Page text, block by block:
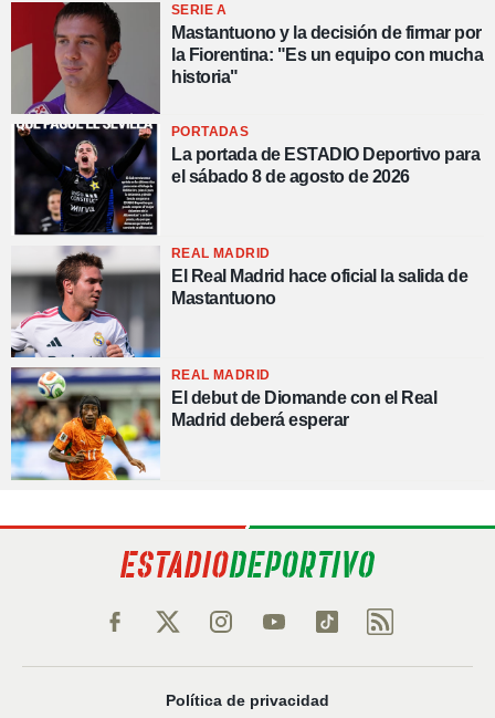
SERIE A
Mastantuono y la decisión de firmar por
la Fiorentina: "Es un equipo con mucha
historia"
PORTADAS
La portada de ESTADIO Deportivo para
el sábado 8 de agosto de 2026
REAL MADRID
El Real Madrid hace oficial la salida de
Mastantuono
REAL MADRID
El debut de Diomande con el Real
Madrid deberá esperar
Política de privacidad